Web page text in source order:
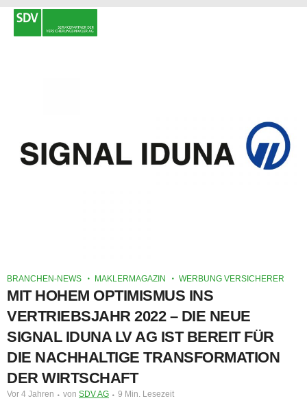
BRANCHEN-NEWS MAKLERMAGAZIN WERBUNG VERSICHERER
MIT HOHEM OPTIMISMUS INS
VERTRIEBSJAHR 2022 – DIE NEUE
SIGNAL IDUNA LV AG IST BEREIT FÜR
DIE NACHHALTIGE TRANSFORMATION
DER WIRTSCHAFT
Vor 4 Jahren von SDV AG 9 Min. Lesezeit